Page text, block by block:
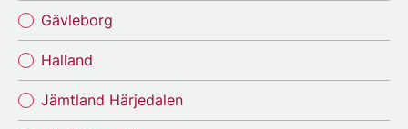
Gävleborg
Halland
Jämtland Härjedalen